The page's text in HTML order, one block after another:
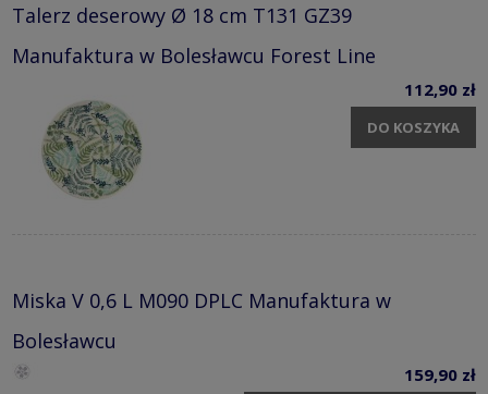
Talerz deserowy Ø 18 cm T131 GZ39
Manufaktura w Bolesławcu Forest Line
112,90 zł
DO KOSZYKA
Miska V 0,6 L M090 DPLC Manufaktura w
Bolesławcu
159,90 zł